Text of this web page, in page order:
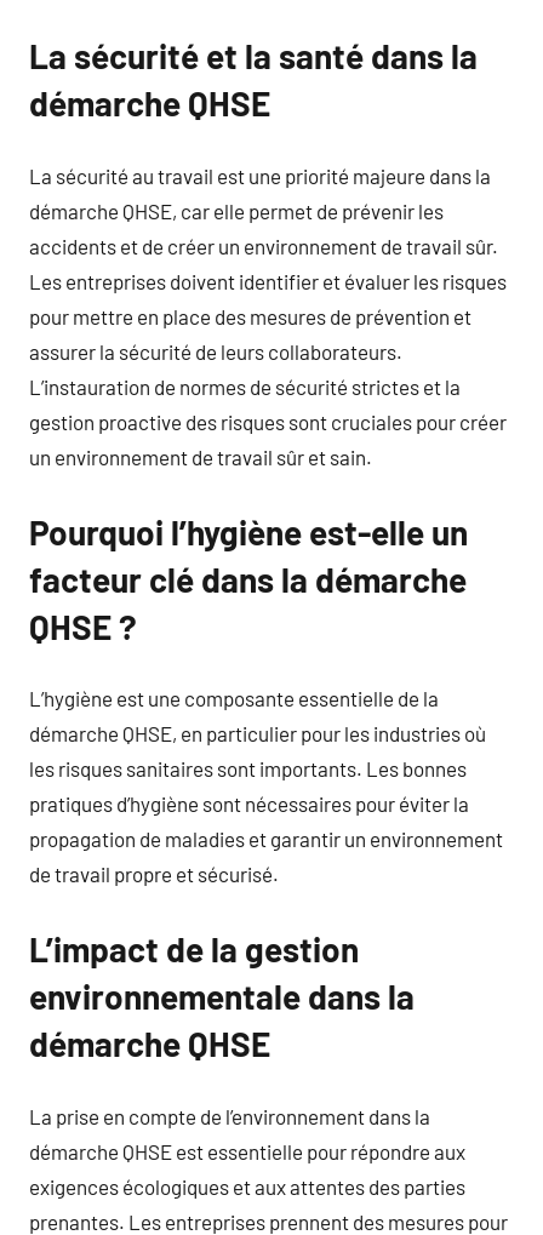
La sécurité et la santé dans la
démarche QHSE
La sécurité au travail est une priorité majeure dans la
démarche QHSE, car elle permet de prévenir les
accidents et de créer un environnement de travail sûr.
Les entreprises doivent identifier et évaluer les risques
pour mettre en place des mesures de prévention et
assurer la sécurité de leurs collaborateurs.
L’instauration de normes de sécurité strictes et la
gestion proactive des risques sont cruciales pour créer
un environnement de travail sûr et sain.
Pourquoi l’hygiène est-elle un
facteur clé dans la démarche
QHSE ?
L’hygiène est une composante essentielle de la
démarche QHSE, en particulier pour les industries où
les risques sanitaires sont importants. Les bonnes
pratiques d’hygiène sont nécessaires pour éviter la
propagation de maladies et garantir un environnement
de travail propre et sécurisé.
L’impact de la gestion
environnementale dans la
démarche QHSE
La prise en compte de l’environnement dans la
démarche QHSE est essentielle pour répondre aux
exigences écologiques et aux attentes des parties
prenantes. Les entreprises prennent des mesures pour